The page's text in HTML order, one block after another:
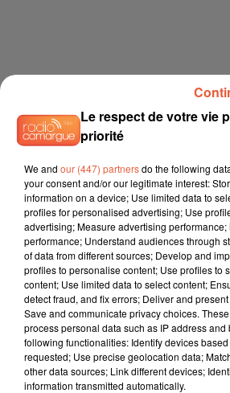
Le respect de votre vie
priorité
We and our (447) partnersdo the following
your consent and/or our legitimate interest:
information on a device; Use limited data to
profiles for personalised advertising; Use
advertising; Measure advertising
performance; Understand audiences through
of data from different sources; Develop and
profiles to personalise content; Use profiles to
content; Use limited data to select content;
detect fraud, and fix errors; Deliver and
Save and communicate privacy choices.
process personal data such as IP address and
following functionalities: Identify devices
requested; Use precise geolocation data;
other data sources; Link different devices;
information transmitted automatically.